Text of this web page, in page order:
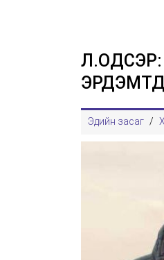
Эдийн засаг /